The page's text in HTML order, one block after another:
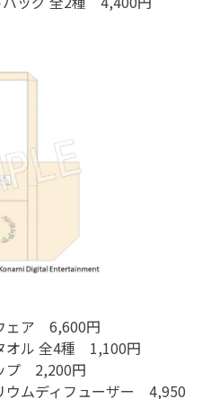
ェア 6,600円
オル 全4種 1,100円
プ 2,200円
ウムディフューザー 4,950